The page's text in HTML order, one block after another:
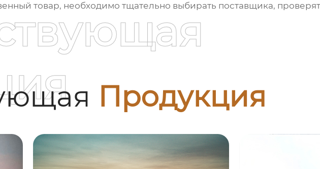
товар, необходимо тщательно выбирать поставщика,
Продукция